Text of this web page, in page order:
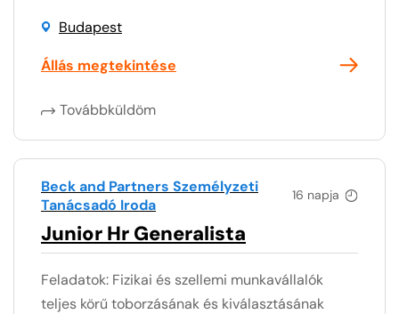
Budapest
Állás megtekintése
Továbbküldöm
16 napja
Beck and Partners Személyzeti
Tanácsadó Iroda
Junior Hr Generalista
Feladatok: Fizikai és szellemi munkavállalók
teljes körű toborzásának és kiválasztásának